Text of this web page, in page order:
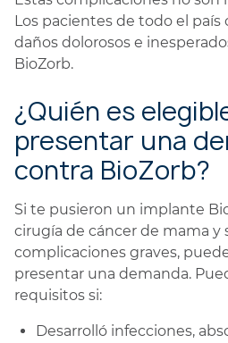
Los pacientes de todo el
daños dolorosos e
BioZorb.
¿Quién es
presentar una
contra BioZorb?
Si te pusieron un implante
cirugía de cáncer de mama y
complicaciones graves,
presentar una demanda.
requisitos si:
Desarrolló infecciones,